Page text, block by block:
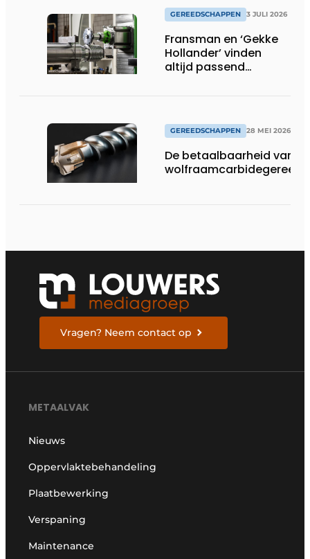
GEREEDSCHAPPEN 3 JULI 2026
Fransman en ‘Gekke
Hollander’ vinden
altijd passend
GEREEDSCHAPPEN 28 MEI 2026
De betaalbaarheid van
Vragen? Neem contact op
METAALVAK
Nieuws
Oppervlaktebehandeling
Plaatbewerking
Verspaning
Maintenance